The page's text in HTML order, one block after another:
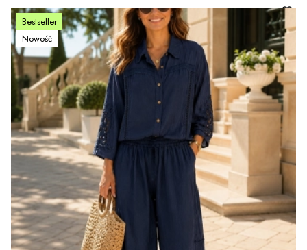
Bestseller
Nowość